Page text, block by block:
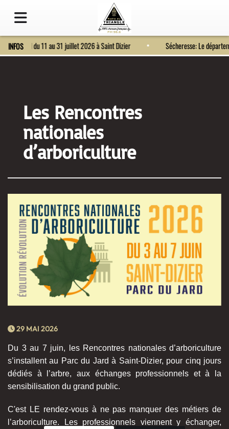
INFOS
Fort Bragard du 11 au 31 juillet 2026 à Saint Dizier Sécheresse: Le
Les Rencontres
nationales
d’arboriculture
29 MAI 2026
Du 3 au 7 juin, les Rencontres nationales d’arboriculture
s’installent au Parc du Jard à Saint-Dizier, pour cinq jours
dédiés à l’arbre, aux échanges professionnels et à la
sensibilisation du grand public.
C'est LE rendez-vous à ne pas manquer des métiers de
l’arboriculture. Les professionnels viennent y échanger,